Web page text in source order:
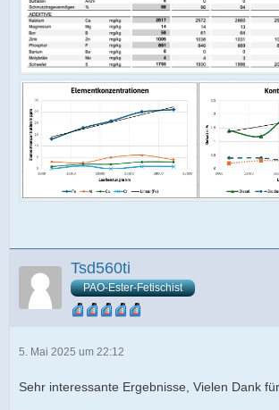
Tsd560ti
PAO-Ester-Fetischist
5. Mai 2025 um 22:12
Sehr interessante Ergebnisse, Vielen Dank